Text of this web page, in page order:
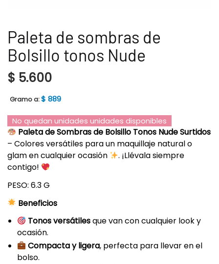
Paleta de sombras de
Bolsillo tonos Nude
$ 5.600
Gramo a:$ 889
No quedan unidades unidades disponibles
Paleta de Sombras de Bolsillo Tonos Nude Surtidos
– Colores versátiles para un maquillaje natural o
glam en cualquier ocasión
. ¡Llévala siempre
contigo!
PESO: 6.3 G
Beneficios
Tonos versátilesque van con cualquier look y
ocasión.
Compacta y ligera, perfecta para llevar en el
bolso.